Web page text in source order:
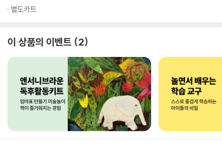
별도카트
이 상품의 이벤트 2